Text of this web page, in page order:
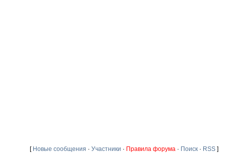
[ Новые сообщения · Участники · Правила форума · Поиск · RSS ]